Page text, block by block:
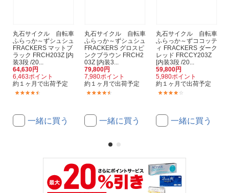
丸石サイクル 自転車
ふらっか～ずシュシュ
FRACKERS マットブ
ラック FRCH203Z [内
装3段 /20...
64,630円
6,463ポイント
約１ヶ月で出荷予定
一緒に買う
丸石サイクル 自転車
ふらっか～ずシュシュ
FRACKERS グロスピ
ンクブラウン FRCH2
03Z [内装3...
79,800円
7,980ポイント
約１ヶ月で出荷予定
一緒に買う
丸石サイクル 自転車
ふらっか～ずココッテ
ィ FRACKERS ダーク
レッド FRCCY203Z
[内装3段 /20...
59,800円
5,980ポイント
約１ヶ月で出荷予定
一緒に買う